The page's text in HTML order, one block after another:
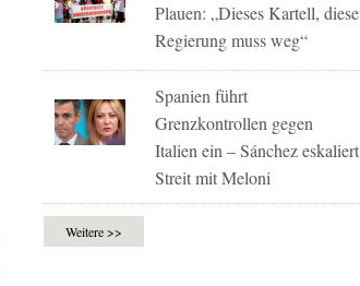
Plauen: „Dieses Kartell, diese
Regierung muss weg“
Spanien führt
Grenzkontrollen gegen
Italien ein – Sánchez eskaliert
Streit mit Meloni
Weitere >>